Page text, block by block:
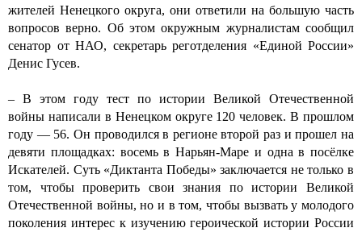
жителей Ненецкого округа, они ответили на большую часть
вопросов верно. Об этом окружным журналистам сообщил
сенатор от НАО, секретарь реготделения «Единой России»
Денис Гусев.
– В этом году тест по истории Великой Отечественной
войны написали в Ненецком округе 120 человек. В прошлом
году — 56. Он проводился в регионе второй раз и прошел на
девяти площадках: восемь в Нарьян-Маре и одна в посёлке
Искателей. Суть «Диктанта Победы» заключается не только в
том, чтобы проверить свои знания по истории Великой
Отечественной войны, но и в том, чтобы вызвать у молодого
поколения интерес к изучению героической истории России